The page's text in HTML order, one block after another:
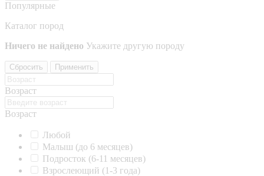
Популярные
Каталог пород
Ничего не найдено Укажите другую породу
Сбросить Применить
Возраст
Возраст
Любой
Малыш (до 6 месяцев)
Подросток (6-11 месяцев)
Взрослеющий (1-3 года)